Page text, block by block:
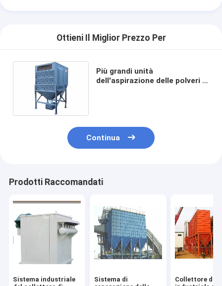
Ottieni Il Miglior Prezzo Per
Più grandi unità
dell'aspirazione delle polveri di
Continua
Prodotti Raccomandati
Sistema industriale
Sistema di
Collettore di